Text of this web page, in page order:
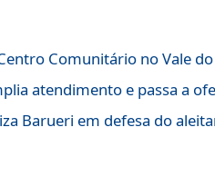
Comunitário no Vale do
atendimento e passa a
Barueri em defesa do